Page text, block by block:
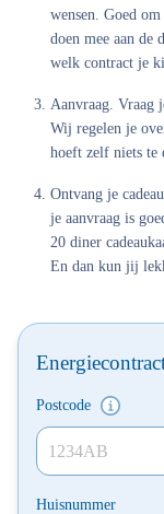
wensen. Goed
doen mee aan de
welk contract je
Aanvraag. Vraag
Wij regelen je
hoeft zelf niets te
Ontvang je
je aanvraag is
20 diner
En dan kun jij
Postcode
Huisnummer